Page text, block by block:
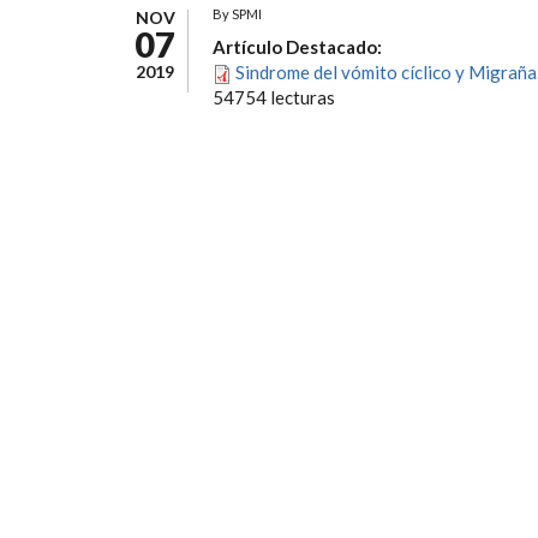
NOV
07
2019
BySPMI
Artículo Destacado:
Sindrome del vómito cíclico y
54754 lecturas